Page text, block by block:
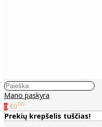
Mano paskyra
0 €000
Prekių krepšelis tuščias!